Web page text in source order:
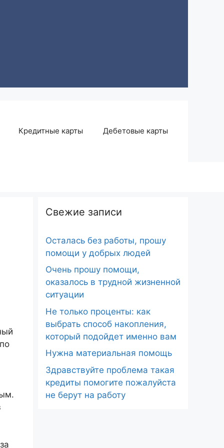
Кредитные карты Дебетовые карты
Свежие записи
Осталась без работы, прошу
помощи у добрых людей
Очень прошу помощи,
оказалось в трудной жизненной
ситуации
Не только проценты: как
выбрать способ накопления,
который подойдет именно вам
Нужна материальная помощь
Здравствуйте проблема такая
кредиты помогите пожалуйста
не берут на работу